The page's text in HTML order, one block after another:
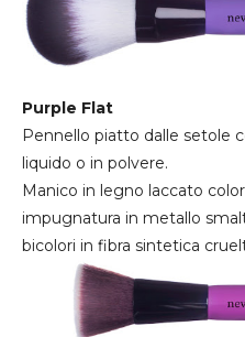
Purple Flat
Pennello piatto dalle setole
liquido o in polvere.
Manico in legno laccato
impugnatura in metallo
bicolori in fibra sintetica